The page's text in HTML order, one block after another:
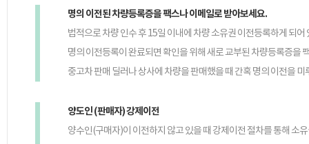
명의 이전된 차량등록증을 팩스나 이메일로 받아보세요.
법적으로 차량 인수 후 15일 이내에 차량 소유권 이전등록하게 되어
명의 이전등록이 완료되면 확인을 위해 새로 교부된 차량등록증을
중고차 판매 딜러나 상사에 차량을 판매했을 때 간혹 명의 이전을 미
양도인 (판매자) 강제이전
양수인(구매자)이 이전하지 않고 있을 때 강제이전 절차를 통해 소